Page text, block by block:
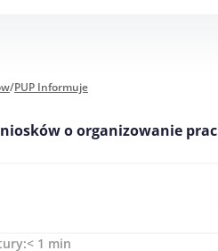
/PUP Informuje
o organizowanie prac
< 1 min